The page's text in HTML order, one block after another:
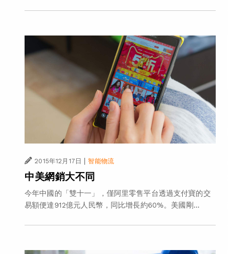
2015年12月17日 | 智能物流
中美網銷大不同
今年中國的「雙十一」，僅阿里零售平台透過支付寶的交
易額便達912億元人民幣，同比增長約60%。美國剛...